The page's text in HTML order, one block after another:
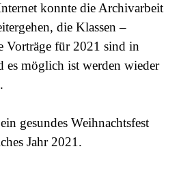
konnte die Archivarbeit
die Klassen –
Vorträge für 2021 sind in
es möglich ist werden wieder
gesundes Weihnachtsfest
Jahr 2021.